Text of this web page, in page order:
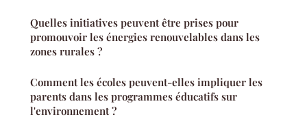
Quelles initiatives peuvent être prises pour
promouvoir les énergies renouvelables dans les
zones rurales ?
Comment les écoles peuvent-elles impliquer les
parents dans les programmes éducatifs sur
l'environnement ?